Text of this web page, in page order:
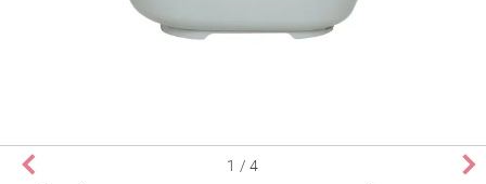
1 / 4